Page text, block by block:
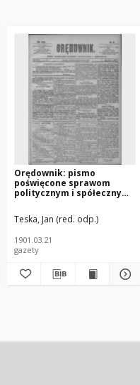
Orędownik: pismo
poświęcone sprawom
politycznym i spółecznym
Teska, Jan (red. odp.)
1901.03.21
gazety